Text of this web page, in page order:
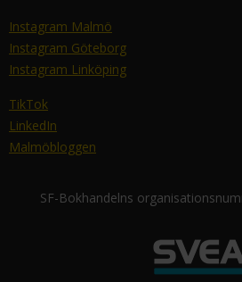
Instagram Malmö
Instagram Göteborg
Instagram Linköping
TikTok
LinkedIn
Malmöbloggen
SF-Bokhandelns